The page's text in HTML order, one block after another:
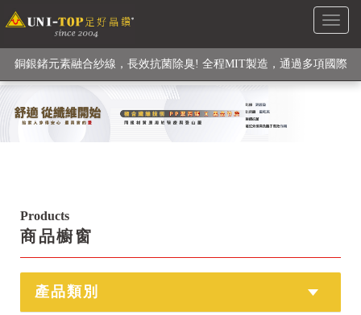
Toggle
級高性能纖維素材), 機能貼身衣物No. 1
銅銀鍺元素融合紗線，長效抗菌除臭! 全程MIT製造，通過多項國際
檢驗
【快來點我】H型銅銀纖維長效PP能量護膝! 支撐. 包覆感. 超透氣.
Products
商品櫥窗
產品類別